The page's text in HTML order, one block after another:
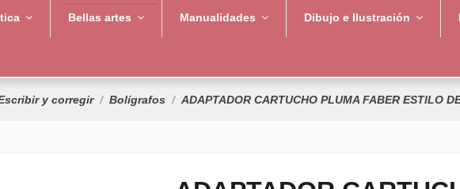
Bellas artes Manualidades Dibujo e Ilustración
y corregir Bolígrafos ADAPTADOR CARTUCHO PLUMA FABER ESTILO